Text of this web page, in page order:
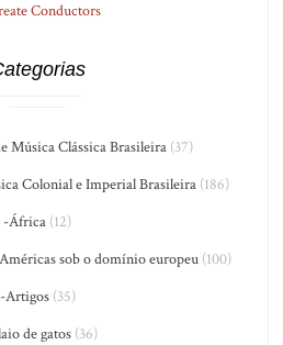
Conductors
Música Clássica Brasileira (37)
Colonial e Imperial Brasileira (186)
-África (12)
sob o domínio europeu(100)
-Artigos(35)
de gatos (36)